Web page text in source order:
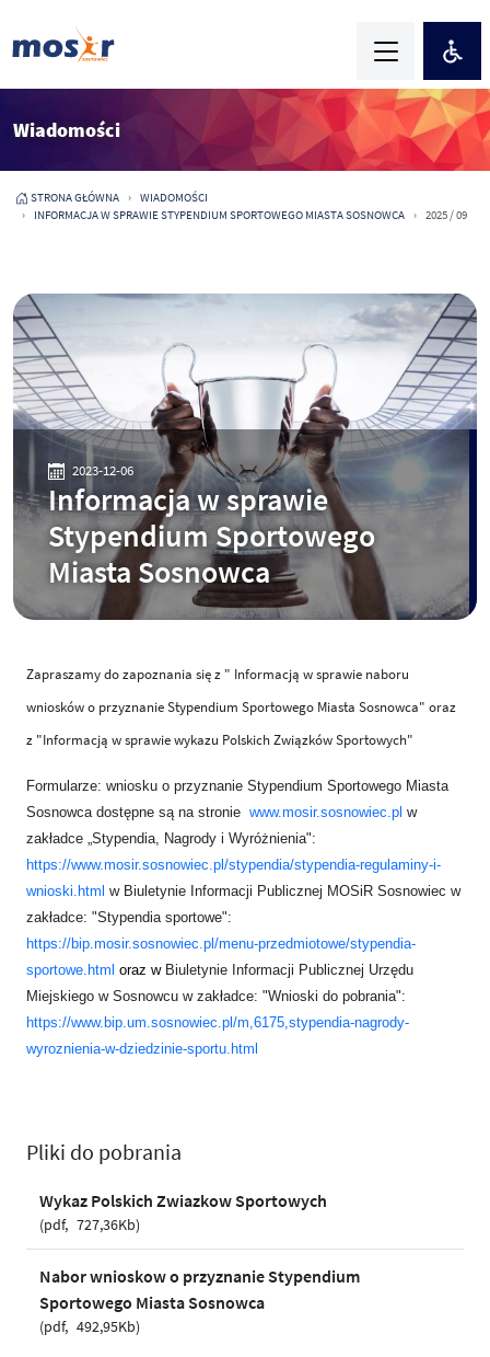
Wiadomości
STRONA GŁÓWNA
WIADOMOŚCI
INFORMACJA W SPRAWIE STYPENDIUM SPORTOWEGO MIASTA SOSNOWCA
2025 / 09
2023-12-06
Informacja w sprawie
Stypendium Sportowego
Miasta Sosnowca
Zapraszamy do zapoznania się z " Informacją w sprawie naboru
wniosków o przyznanie Stypendium Sportowego Miasta Sosnowca" oraz
z "Informacją w sprawie wykazu Polskich Związków Sportowych"
Formularze: wniosku o przyznanie Stypendium Sportowego Miasta
Sosnowca dostępne są na stronie www.mosir.sosnowiec.pl w
zakładce „Stypendia, Nagrody i Wyróżnienia":
https://www.mosir.sosnowiec.pl/stypendia/stypendia-regulaminy-i-
wnioski.html w Biuletynie Informacji Publicznej MOSiR Sosnowiec w
zakładce: "Stypendia sportowe":
https://bip.mosir.sosnowiec.pl/menu-przedmiotowe/stypendia-
sportowe.html oraz w Biuletynie Informacji Publicznej Urzędu
Miejskiego w Sosnowcu w zakładce: "Wnioski do pobrania":
https://www.bip.um.sosnowiec.pl/m,6175,stypendia-nagrody-
wyroznienia-w-dziedzinie-sportu.html
Pliki do pobrania
Wykaz Polskich Zwiazkow Sportowych
pdf 727,36Kb
Nabor wnioskow o przyznanie Stypendium
Sportowego Miasta Sosnowca
pdf 492,95Kb